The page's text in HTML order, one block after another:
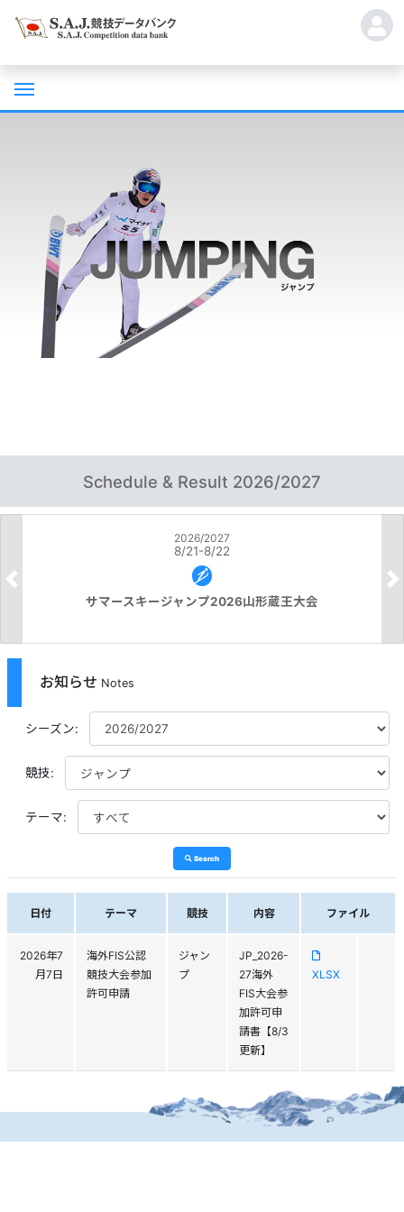
Schedule & Result 2026/2027
2026/2027
8/21-8/22
サマースキージャンプ2026山形蔵王大会
Previous
お知らせ Notes
シーズン:
競技:
テーマ:
Search
日付 テーマ 競技 内容 ファイル
2026年7
月7日
海外FIS公認
競技大会参加
許可申請
ジャン
プ
JP_2026-
27海外
FIS大会参
加許可申
請書【8/3
更新】
XLSX